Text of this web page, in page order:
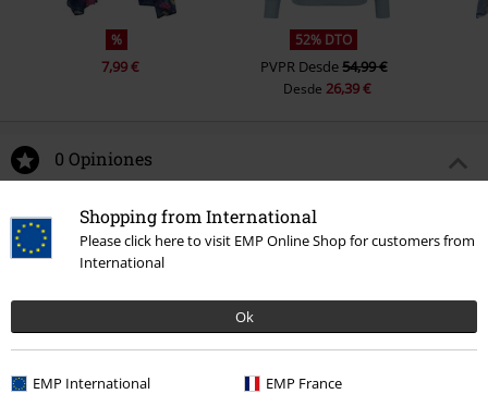
Shopping from International
Please click here to visit EMP Online Shop for customers from
International
Ok
EMP International EMP France
%
7,99 €
52% DTO
PVPR Desde54,99 €
Desde 26,39 €
0 Opiniones
Dinos qué opinas de "Chesire Cat Crazy Nights".
Escribe una reseña